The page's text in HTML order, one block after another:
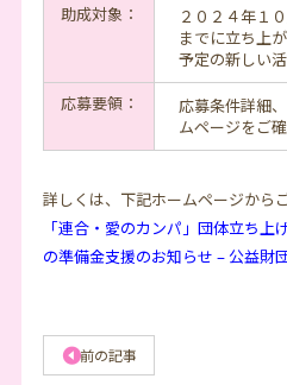
助成対象：
２０２４年１
までに立ち上
予定の新しい
応募要領：
応募条件詳細
ムページをご
詳しくは、下記ホームページから
「連合・愛のカンパ」団体立ち
の準備金支援のお知らせ – 公益財
前の記事